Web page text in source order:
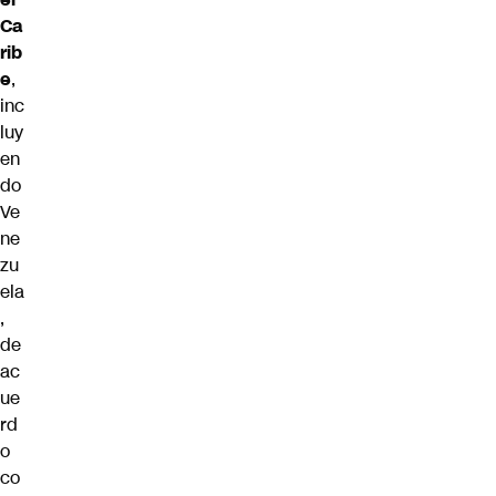
Ca
rib
e,
inc
luy
en
do
Ve
ne
zu
ela
,
de
ac
ue
rd
o
co